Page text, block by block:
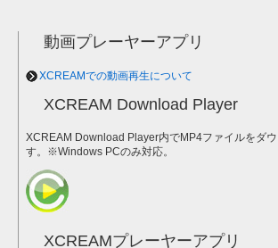
動画プレーヤーアプリ
XCREAMでの動画再生について
XCREAM Download Player
XCREAM Download Player内でMP4ファイルをダ
す。※Windows PCのみ対応。
XCREAMプレーヤーアプリ